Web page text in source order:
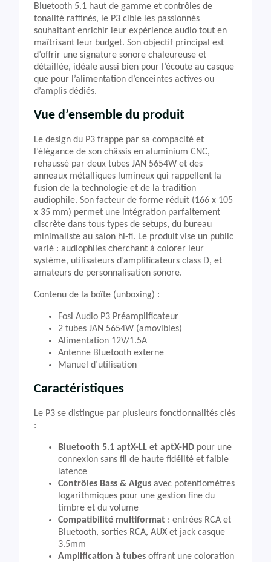
Bluetooth 5.1 haut de gamme et contrôles de
tonalité raffinés, le P3 cible les passionnés
souhaitant enrichir leur expérience audio tout en
maîtrisant leur budget. Son objectif principal est
d’offrir une signature sonore chaleureuse et
détaillée, idéale aussi bien pour l’écoute au casque
que pour l’alimentation d’enceintes actives ou
d’amplis dédiés.
Vue d’ensemble du produit
Le design du P3 frappe par sa compacité et
l’élégance de son châssis en aluminium CNC,
rehaussé par deux tubes JAN 5654W et des
anneaux métalliques lumineux qui rappellent la
fusion de la technologie et de la tradition
audiophile. Son facteur de forme réduit (166 x 105
x 35 mm) permet une intégration parfaitement
discrète dans tous types de setups, du bureau
minimaliste au salon hi-fi. Le produit vise un public
varié : audiophiles cherchant à colorer leur
système, utilisateurs d’amplificateurs class D, et
amateurs de personnalisation sonore.
Contenu de la boîte (unboxing) :
Fosi Audio P3 Préamplificateur
2 tubes JAN 5654W (amovibles)
Alimentation 12V/1.5A
Antenne Bluetooth externe
Manuel d’utilisation
Caractéristiques
Le P3 se distingue par plusieurs fonctionnalités clés
:
Bluetooth 5.1 aptX-LL et aptX-HD pour une
connexion sans fil de haute fidélité et faible
latence
Contrôles Bass & Aigus avec potentiomètres
logarithmiques pour une gestion fine du
timbre et du volume
Compatibilité multiformat : entrées RCA et
Bluetooth, sorties RCA, AUX et jack casque
3.5mm
Amplification à tubes offrant une coloration